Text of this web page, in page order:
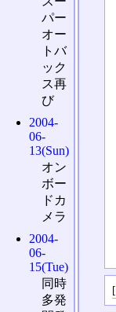
[
パー
オー
トバ
ック
ス再
び
2004-
06-
13(Sun)
オン
ボー
ドカ
メラ
2004-
06-
15(Tue)
同時
多発